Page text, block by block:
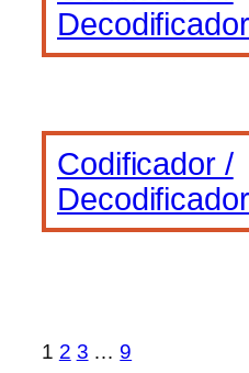
Codificador /
1 2 3 … 9